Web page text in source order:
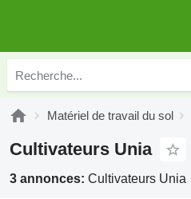
Matériel de travail du sol
Cultivateurs Unia
3 annonces: Cultivateurs Unia